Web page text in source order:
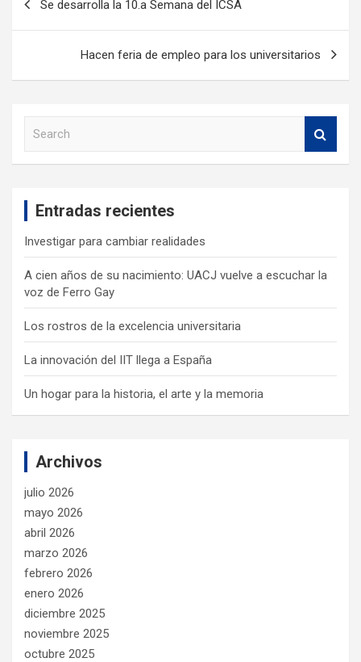
Se desarrolla la 10.a Semana del ICSA
Hacen feria de empleo para los universitarios
Entradas recientes
Investigar para cambiar realidades
A cien años de su nacimiento: UACJ vuelve a escuchar la
voz de Ferro Gay
Los rostros de la excelencia universitaria
La innovación del IIT llega a España
Un hogar para la historia, el arte y la memoria
Archivos
julio 2026
mayo 2026
abril 2026
marzo 2026
febrero 2026
enero 2026
diciembre 2025
noviembre 2025
octubre 2025